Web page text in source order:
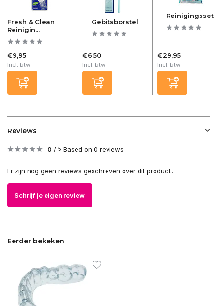
Fresh & Clean
Reinigin...
€9,95
Incl. btw
Gebitsborstel
€6,50
Incl. btw
Reinigingsset
€29,95
Incl. btw
Reviews
0 / 5 Based on 0 reviews
Er zijn nog geen reviews geschreven over dit product..
Schrijf je eigen review
Eerder bekeken